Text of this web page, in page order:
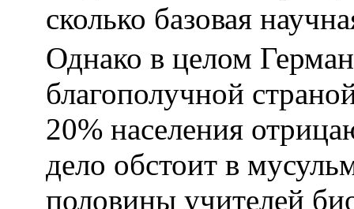
сколько базовая
Однако в целом
благополучной
20% населения
дело обстоит в
половины учителей